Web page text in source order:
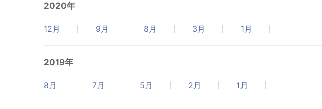
2020年
12月 9月 8月 3月 1月
2019年
8月 7月 5月 2月 1月